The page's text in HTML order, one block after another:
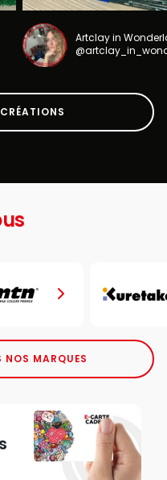
Artclay in
NOS MARQUES